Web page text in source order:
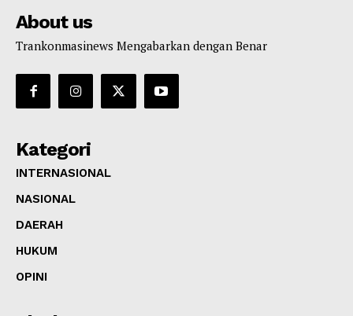
About us
Trankonmasinews Mengabarkan dengan Benar
Kategori
INTERNASIONAL
NASIONAL
DAERAH
HUKUM
OPINI